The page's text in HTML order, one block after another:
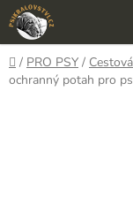
Přejít
na
obsah
Domů
/ PRO PSY /
ochranný potah pro